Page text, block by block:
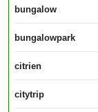
bungalow
bungalowpark
citrien
citytrip